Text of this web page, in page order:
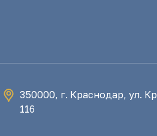
350000, г. Краснодар, ул.
116